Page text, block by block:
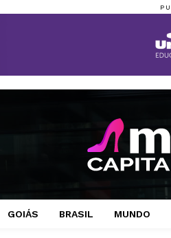
GOIÁS BRASIL MUNDO